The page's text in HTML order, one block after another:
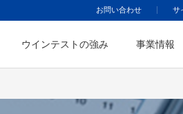
お問い合わせ サ
ウインテストの強み 事業情報